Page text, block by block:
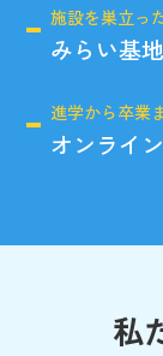
施設を巣立っ
みらい基
進学から卒業
オンライ
私